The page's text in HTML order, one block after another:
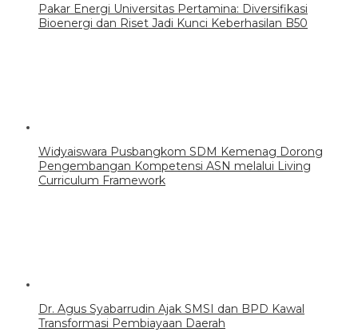
Pakar Energi Universitas Pertamina: Diversifikasi
Bioenergi dan Riset Jadi Kunci Keberhasilan B50
Widyaiswara Pusbangkom SDM Kemenag Dorong
Pengembangan Kompetensi ASN melalui Living
Curriculum Framework
Dr. Agus Syabarrudin Ajak SMSI dan BPD Kawal
Transformasi Pembiayaan Daerah